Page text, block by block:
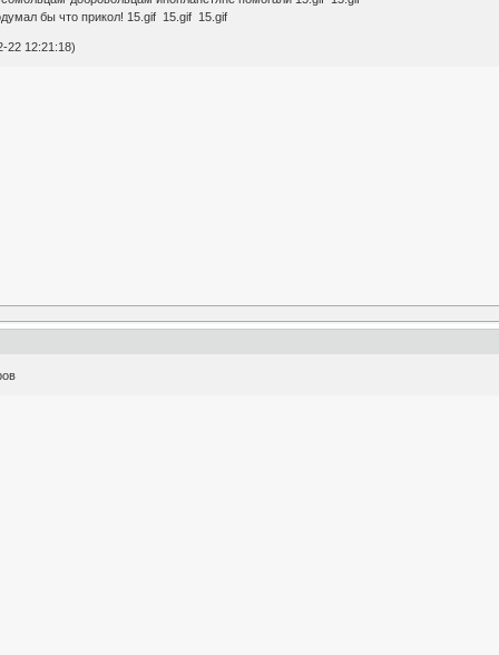
бы что прикол! 15.gif 15.gif 15.gif
22 12:21:18)